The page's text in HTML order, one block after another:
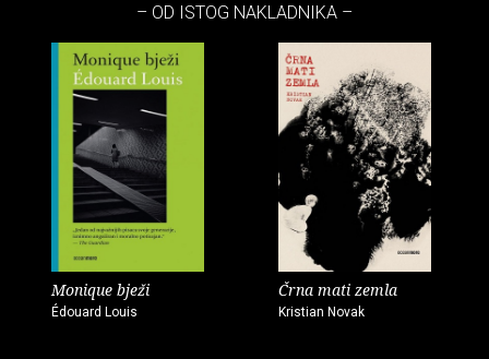
– OD ISTOG NAKLADNIKA –
Monique bježi
Édouard Louis
Črna mati zemla
Kristian Novak